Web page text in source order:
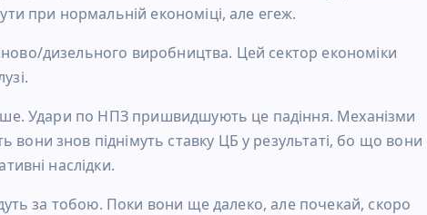
при нормальній економіці, але егеж.
дизельного виробництва. Цей сектор економіки
Удари по НПЗ пришвидшують це падіння. Механізми
знов піднімуть ставку ЦБ у результаті, бо що вони
наслідки.
за тобою. Поки вони ще далеко, але почекай, скоро